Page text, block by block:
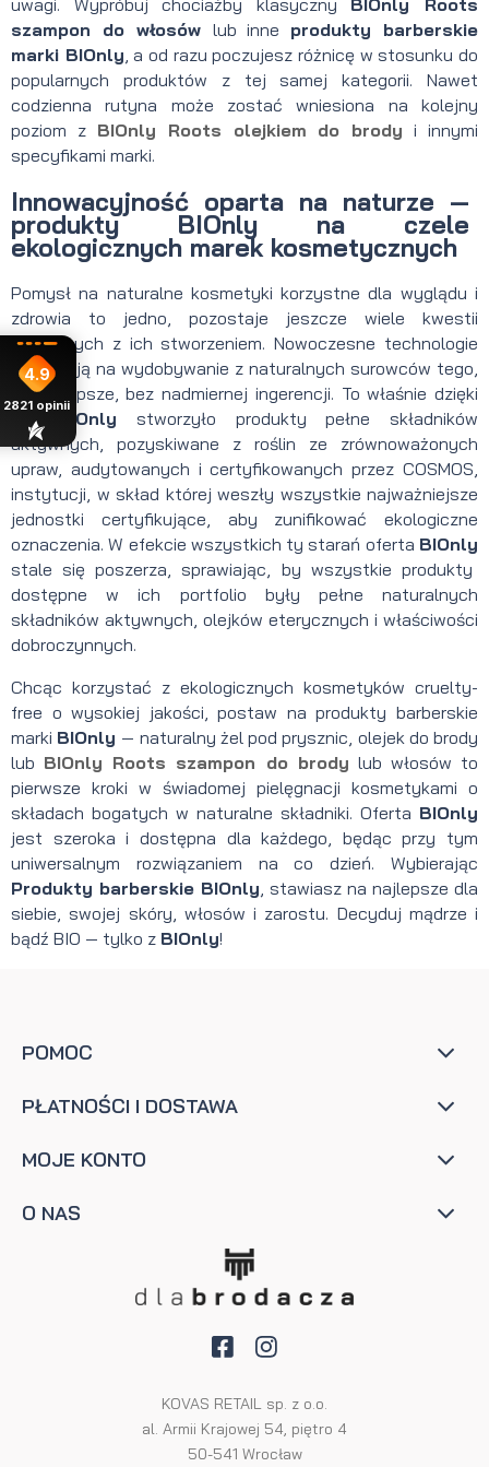
uwagi. Wypróbuj chociażby klasyczny BIOnly Roots
szampon do włosów lub inne produkty barberskie
marki BIOnly, a od razu poczujesz różnicę w stosunku do
popularnych produktów z tej samej kategorii. Nawet
codzienna rutyna może zostać wniesiona na kolejny
poziom z BIOnly Roots olejkiem do brody i innymi
specyfikami marki.
Innowacyjność oparta na naturze —
produkty BIOnly na czele
ekologicznych marek kosmetycznych
Pomysł na naturalne kosmetyki korzystne dla wyglądu i
zdrowia to jedno, pozostaje jeszcze wiele kwestii
związanych z ich stworzeniem. Nowoczesne technologie
pozwalają na wydobywanie z naturalnych surowców tego,
co najlepsze, bez nadmiernej ingerencji. To właśnie dzięki
nim
BIOnlystworzyło produkty pełne składników
aktywnych, pozyskiwane z roślin ze zrównoważonych
upraw, audytowanych i certyfikowanych przez COSMOS,
instytucji, w skład której weszły wszystkie najważniejsze
jednostki certyfikujące, aby zunifikować ekologiczne
oznaczenia. W efekcie wszystkich ty starań oferta BIOnly
stale się poszerza, sprawiając, by wszystkie produkty
dostępne w ich portfolio były pełne naturalnych
składników aktywnych, olejków eterycznych i właściwości
dobroczynnych.
Chcąc korzystać z ekologicznych kosmetyków cruelty-
free o wysokiej jakości, postaw na produkty barberskie
marki BIOnly — naturalny żel pod prysznic, olejek do brody
lub BIOnly Roots szampon do brody lub włosów to
pierwsze kroki w świadomej pielęgnacji kosmetykami o
składach bogatych w naturalne składniki. Oferta BIOnly
jest szeroka i dostępna dla każdego, będąc przy tym
uniwersalnym rozwiązaniem na co dzień. Wybierając
Produkty barberskie BIOnly, stawiasz na najlepsze dla
siebie, swojej skóry, włosów i zarostu. Decyduj mądrze i
bądź BIO — tylko z BIOnly!
POMOC
PŁATNOŚCI I DOSTAWA
MOJE KONTO
O NAS
KOVAS RETAIL sp. z o.o.
al. Armii Krajowej 54, piętro 4
50-541 Wrocław
4.9
2821 opinii